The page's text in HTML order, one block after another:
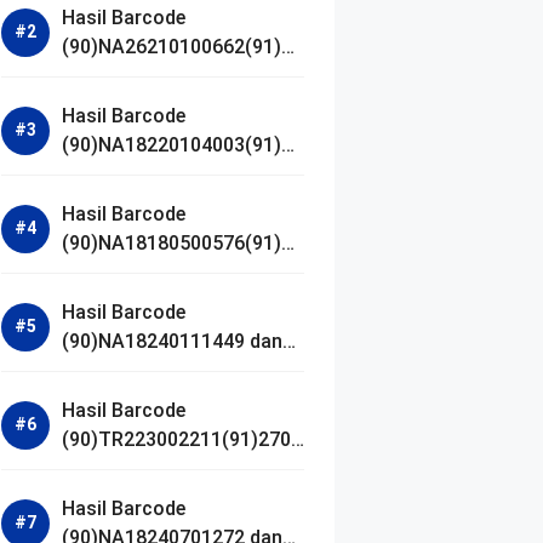
Hasil Barcode
(90)NA26210100662(91)24
Hasil Barcode
(90)NA18220104003(91)25
Hasil Barcode
(90)NA18180500576(91)21
Hasil Barcode
(90)NA18240111449 dan
Hasil Barcode
(90)TR223002211(91)2701
Hasil Barcode
(90)NA18240701272 dan